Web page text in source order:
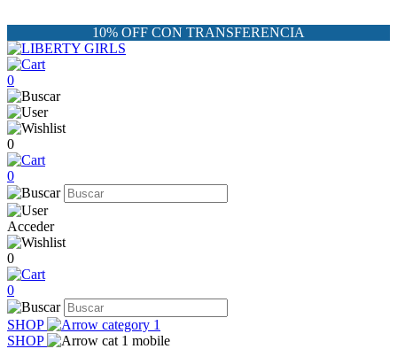
10% OFF CON TRANSFERENCIA
0
0
0
Acceder
0
0
SHOP
SHOP